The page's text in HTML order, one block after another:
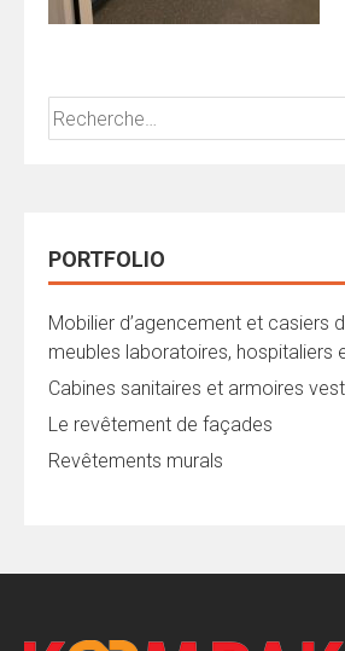
Rechercher :
PORTFOLIO
Mobilier d’agencement et casiers
meubles laboratoires, hospitaliers
Cabines sanitaires et armoires
Le revêtement de façades
Revêtements murals